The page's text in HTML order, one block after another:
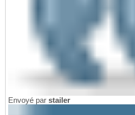
Envoyé par stailer